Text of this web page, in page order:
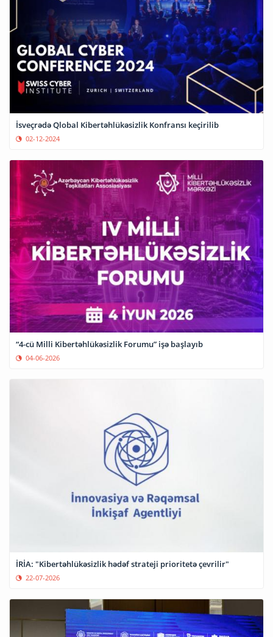
İsveçrədə Qlobal Kibertəhlükəsizlik Konfransı keçirilib
02-12-2024
“4-cü Milli Kibertəhlükəsizlik Forumu” işə başlayıb
04-06-2026
İRİA: "Kibertəhlükəsizlik hədəf strateji prioritetə çevrilir"
22-07-2026